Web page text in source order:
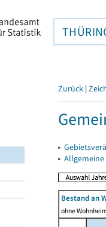
Zurück |
▸
▸
Bestand an
ohne